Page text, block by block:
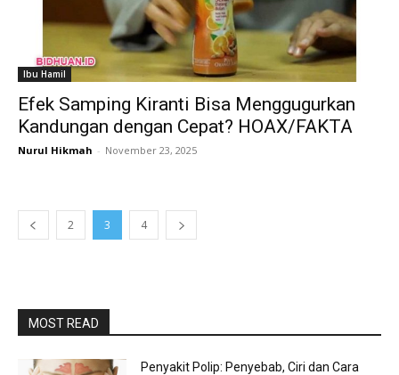
Ibu Hamil
Efek Samping Kiranti Bisa Menggugurkan
Kandungan dengan Cepat? HOAX/FAKTA
Nurul Hikmah - November 23, 2025
2 3 4
MOST READ
Penyakit Polip: Penyebab, Ciri dan Cara